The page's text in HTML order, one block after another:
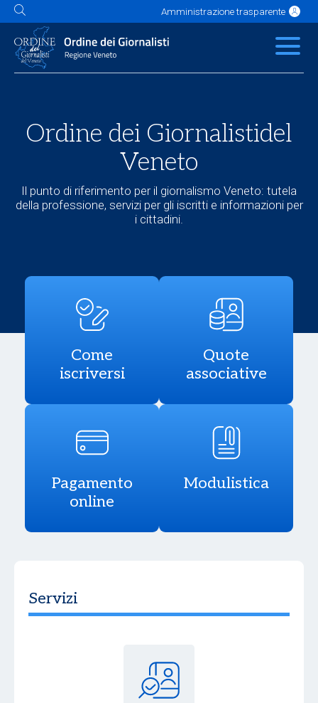
Amministrazione trasparente
L'Ordine News Servizi Albo
Contatti Link utili
Ordine dei Giornalistidel
Veneto
Il punto di riferimento per il giornalismo Veneto: tutela
della professione, servizi per gli iscritti e informazioni per
i cittadini.
Come
iscriversi
Quote
associative
Pagamento
online
Modulistica
Servizi